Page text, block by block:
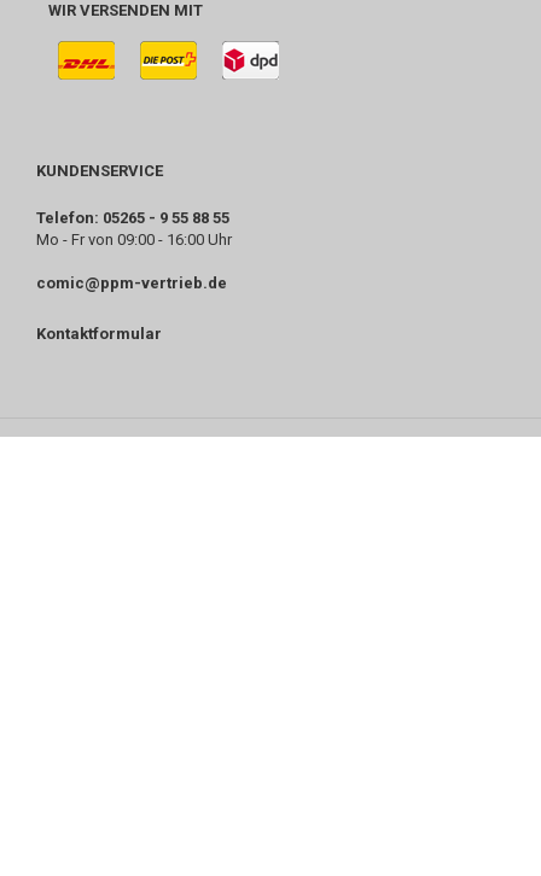
WIR VERSENDEN MIT
KUNDENSERVICE
Telefon: 05265 - 9 55 88 55
Mo - Fr von 09:00 - 16:00 Uhr
comic@ppm-vertrieb.de
Kontaktformular